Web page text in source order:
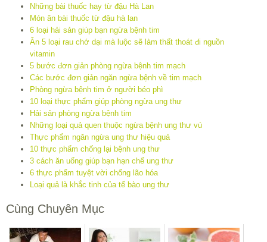
Những bài thuốc hay từ đậu Hà Lan
Món ăn bài thuốc từ đậu hà lan
6 loại hải sản giúp bạn ngừa bệnh tim
Ăn 5 loại rau chớ dại mà luộc sẽ làm thất thoát đi nguồn
vitamin
5 bước đơn giản phòng ngừa bệnh tim mạch
Các bước đơn giản ngăn ngừa bệnh về tim mạch
Phòng ngừa bệnh tim ở người béo phì
10 loại thực phẩm giúp phòng ngừa ung thư
Hải sản phòng ngừa bệnh tim
Những loại quả quen thuộc ngừa bệnh ung thư vú
Thực phẩm ngăn ngừa ung thư hiệu quả
10 thực phẩm chống lại bệnh ung thư
3 cách ăn uống giúp bạn hạn chế ung thư
6 thực phẩm tuyệt vời chống lão hóa
Loại quả là khắc tinh của tế bào ung thư
Cùng Chuyên Mục